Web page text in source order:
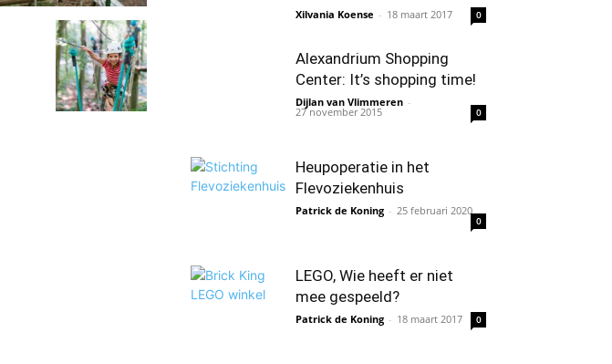
Xilvania Koense - 18 maart 2017 0
Alexandrium Shopping
Center: It’s shopping time!
Dijlan van Vlimmeren -
27 november 2015 0
Heupoperatie in het
Flevoziekenhuis
Patrick de Koning - 25 februari 2020
0
LEGO, Wie heeft er niet
mee gespeeld?
Patrick de Koning - 18 maart 2017 0